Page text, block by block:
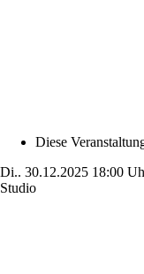
Diese
Di.. 30.12.2025 18:00
Studio